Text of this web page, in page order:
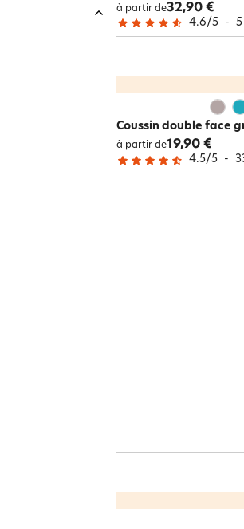
à partir de32,90 €
4.6/5 - 5
Coussin double face
à partir de19,90 €
4.5/5 -